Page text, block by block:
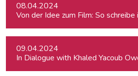
08.04.2024
Von der Idee zum Film: So
09.04.2024
In Dialogue with Khaled Yacoub